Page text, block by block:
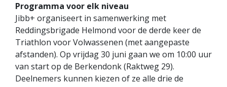
Programma voor elk niveau
Jibb+ organiseert in samenwerking met
Reddingsbrigade Helmond voor de derde keer de
Triathlon voor Volwassenen (met aangepaste
afstanden). Op vrijdag 30 juni gaan we om 10:00 uur
van start op de Berkendonk (Raktweg 29).
Deelnemers kunnen kiezen of ze alle drie de